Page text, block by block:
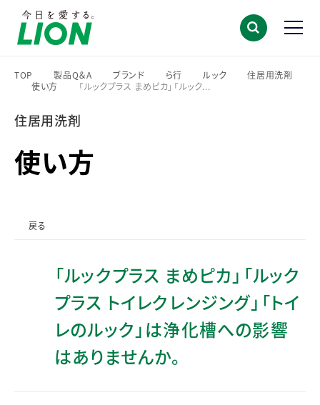
TOP
>
製品Q＆A
>
ブランド
>
ら行
>
ルック
住居用洗剤
使い方
「ルックプラス まめピカ」「ルック...
住居用洗剤
使い方
戻る
「ルックプラス まめピカ」「ルック
プラス トイレクレンジング」「トイ
レのルック」は浄化槽への影響
はありませんか。